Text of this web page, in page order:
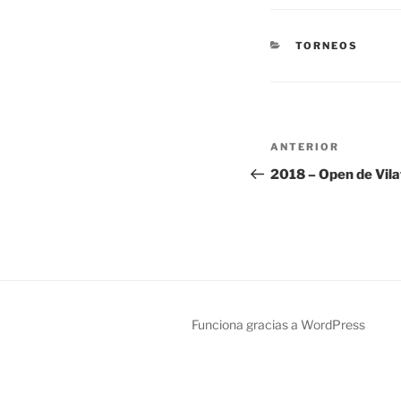
CATEGORÍAS
TORNEOS
Navegación
de
Entrada
anterior:
ANTERIOR
2018 – Open de
Funciona gracias a WordPress